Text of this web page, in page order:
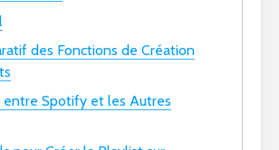
des Fonctions de Création
entre Spotify et les Autres